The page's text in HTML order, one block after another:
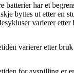
batterier har et
byttes ut etter en
varierer
varierer etter
for avspilling er